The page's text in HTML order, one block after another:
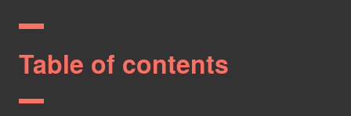
Table of contents